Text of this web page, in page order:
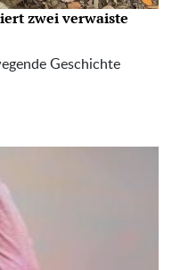
zwei verwaiste
Geschichte